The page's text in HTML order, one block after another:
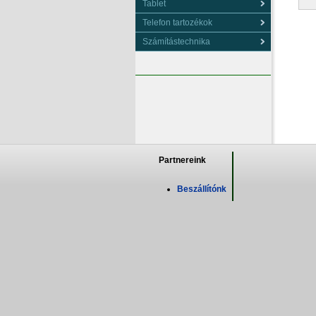
Tablet
Telefon tartozékok
Számítástechnika
Partnereink
Beszállítónk